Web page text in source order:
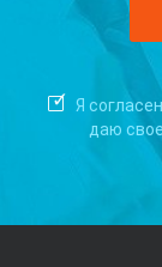
Я
даю